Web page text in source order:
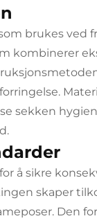
brukes ved
kombinerer
sekken
å sikre
skaper
Den